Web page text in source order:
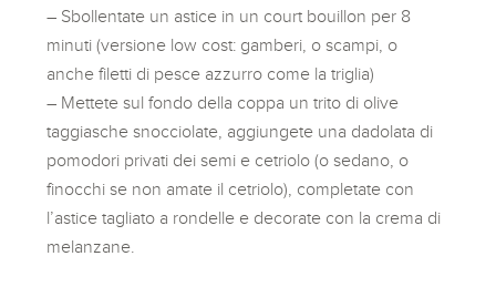
– Sbollentate un astice in un court bouillon per 8
minuti (versione low cost: gamberi, o scampi, o
anche filetti di pesce azzurro come la triglia)
– Mettete sul fondo della coppa un trito di olive
taggiasche snocciolate, aggiungete una dadolata di
pomodori privati dei semi e cetriolo (o sedano, o
finocchi se non amate il cetriolo), completate con
l’astice tagliato a rondelle e decorate con la crema di
melanzane.